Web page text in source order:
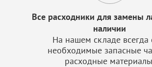
Все расходники для замены
наличии
На нашем складе всегда
необходимые запасные
расходные